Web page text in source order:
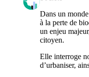
Dans un
à la perte de
un enjeu
citoyen.
Elle interroge
d’urbaniser,